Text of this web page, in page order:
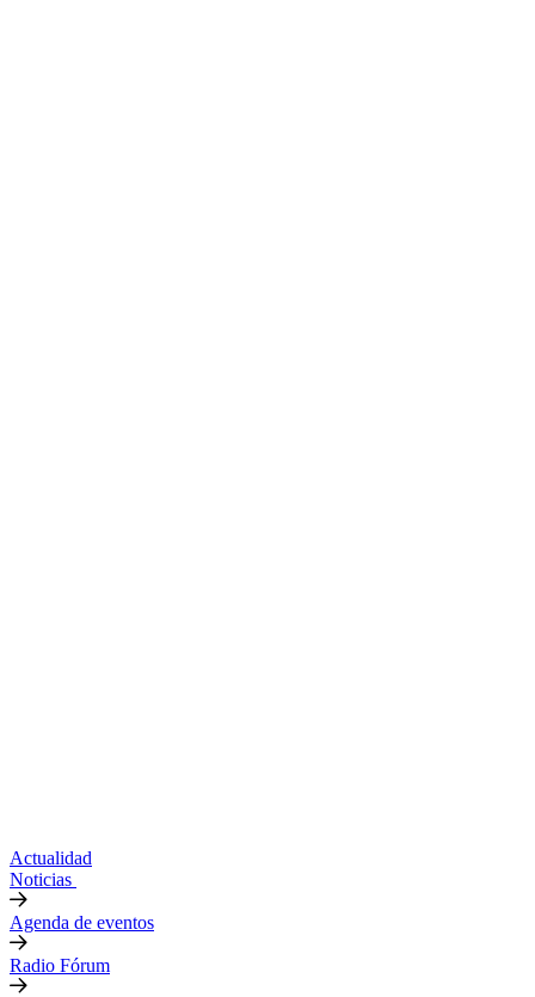
Actualidad
Noticias
Agenda de eventos
Radio Fórum